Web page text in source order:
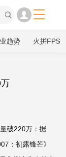
 
趋势 火拼FPS
破220万：据
：初露锋芒》